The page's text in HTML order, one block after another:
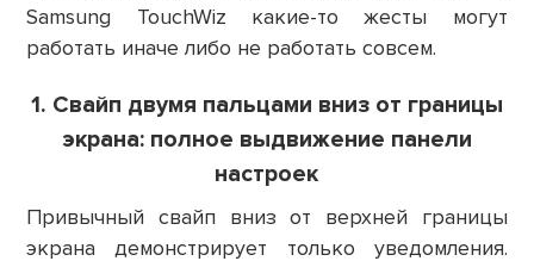
Samsung TouchWiz какие-то жесты могут
работать иначе либо не работать совсем.
1. Свайп двумя пальцами вниз от границы
экрана: полное выдвижение панели
настроек
Привычный свайп вниз от верхней границы
экрана демонстрирует только уведомления.